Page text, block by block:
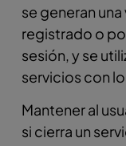
se generan una
registrado o
sesión, y se
servicios con
Mantener al
si cierra un